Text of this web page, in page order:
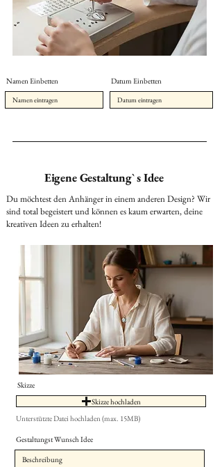
Namen Einbetten Datum Einbetten
Eigene Gestaltung` s Idee
Du möchtest den Anhänger in einem anderen Design? Wir
sind total begeistert und können es kaum erwarten, deine
kreativen Ideen zu erhalten!
Skizze
Skizze hochladen
Unterstützte Datei hochladen (max. 15MB)
Gestaltungst Wunsch Idee